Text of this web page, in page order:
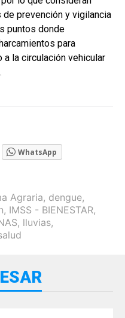
prevención y vigilancia
puntos donde
para
la circulación vehicular
WhatsApp
Agraria, dengue,
, IMSS - BIENESTAR,
, lluvias,